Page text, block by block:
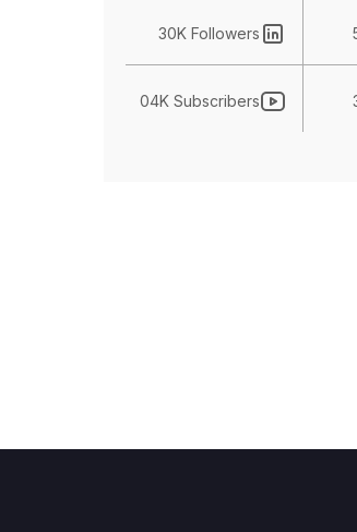
30K Followers
04K Subscribers